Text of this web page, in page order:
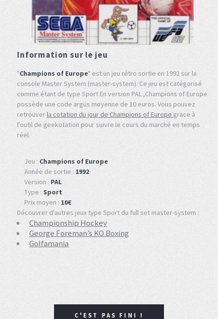
Information sur le jeu
"Champions of Europe" est un jeu rétro sortie en 1992 sur la
console Master System (master-system). Ce jeu est catégorisé
comme étant de type Sport En version PAL ,Champions of Europe
possède une code argus moyenne de 10 euros. Vous pouvez
retrouverla cotation du jour de Champions of Europe grace à
l'outil de geekotation pour suivre le cours du marché en temps
réel.
Jeu : Champions of Europe
Année de sortie : 1992
Version : PAL
Type : Sport
Prix moyen : 10€
Découvrer d'autres jeux type Sport du full set master-system :
Championship Hockey
George Foreman’s KO Boxing
Golfamania
C'EST PAS FINI !